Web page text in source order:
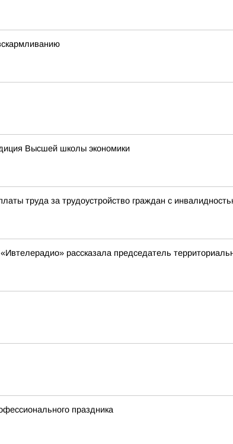
Высшей школы экономики
труда за трудоустройство граждан с
рассказала председатель
праздника